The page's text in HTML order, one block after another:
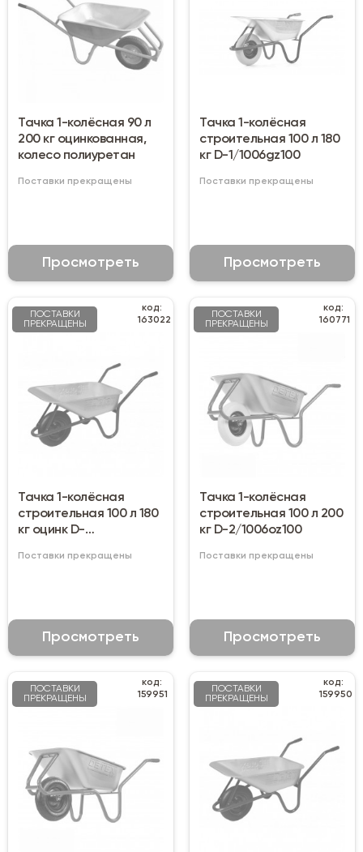
Тачка 1-колёсная 90 л
200 кг оцинкованная,
колесо полиуретан
Поставки прекращены
Просмотреть
Тачка 1-колёсная
строительная 100 л 180
кг D-1/1006gz100
Поставки прекращены
Просмотреть
ПОСТАВКИ
ПРЕКРАЩЕНЫ
код:
163022
Тачка 1-колёсная
строительная 100 л 180
кг оцинк D-
Поставки прекращены
Просмотреть
ПОСТАВКИ
ПРЕКРАЩЕНЫ
код:
160771
Тачка 1-колёсная
строительная 100 л 200
кг D-2/1006oz100
Поставки прекращены
Просмотреть
ПОСТАВКИ
ПРЕКРАЩЕНЫ
код:
159951
ПОСТАВКИ
ПРЕКРАЩЕНЫ
код:
159950